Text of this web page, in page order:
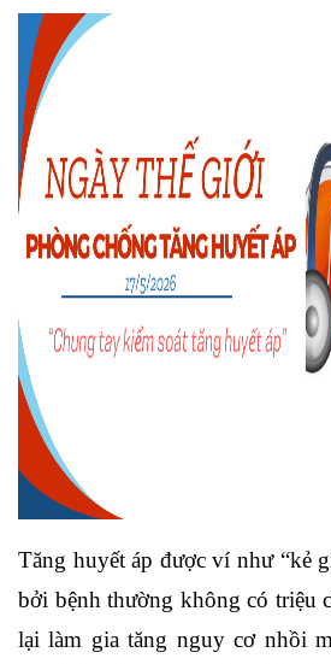
Tăng huyết áp được ví như “kẻ
bởi bệnh thường không có triệu
lại làm gia tăng nguy cơ nhồi